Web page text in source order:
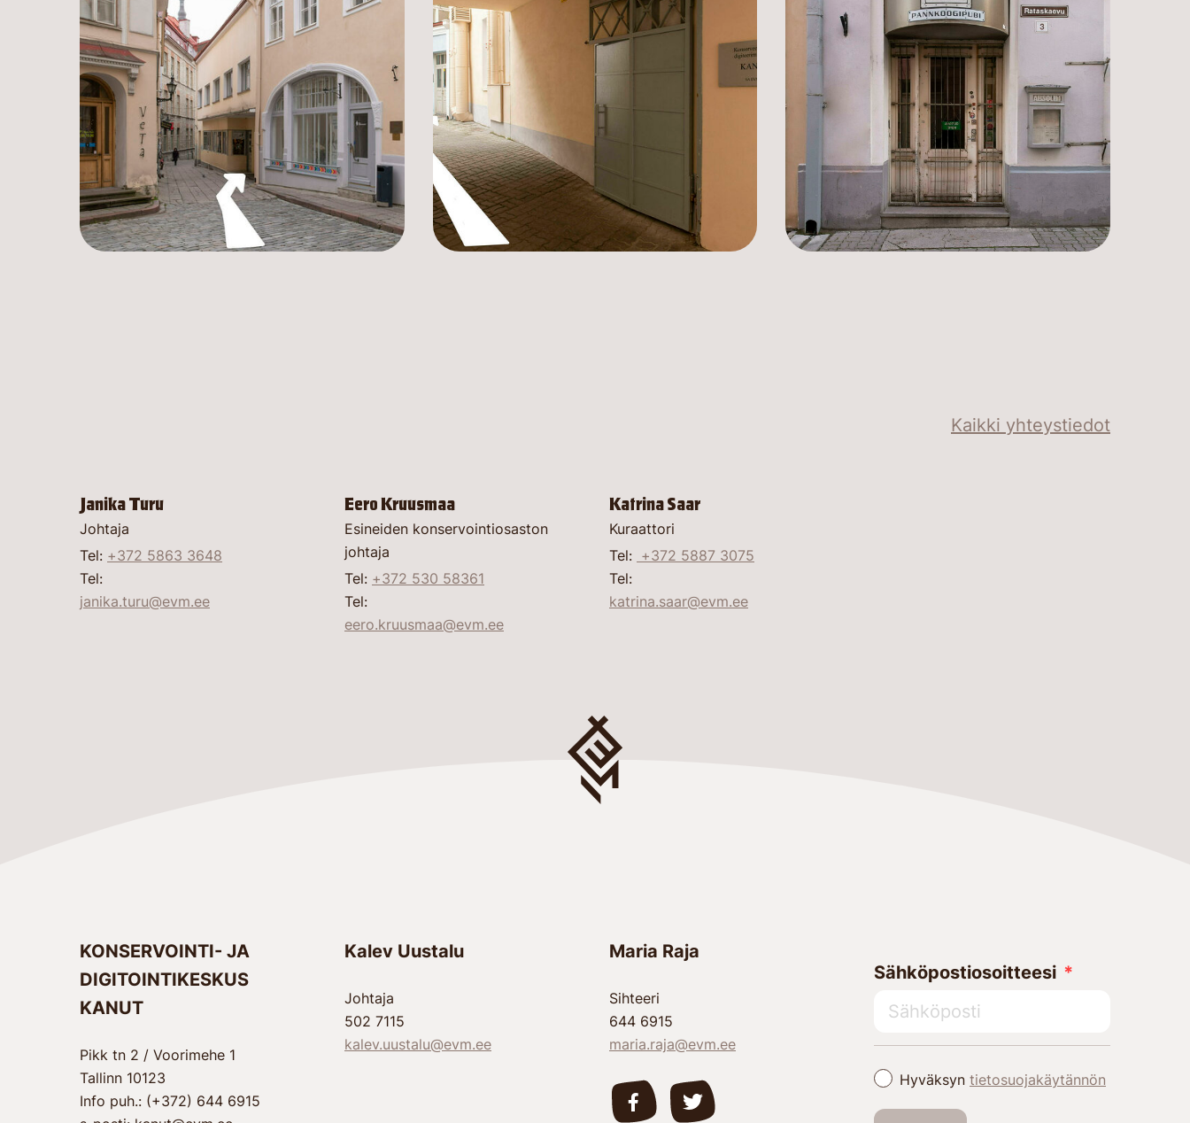
Kaikki yhteystiedot
Janika Turu
Johtaja
Tel: +372 5863 3648
Tel:
janika.turu@evm.ee
Eero Kruusmaa
Esineiden konservointiosaston
johtaja
Tel: +372 530 58361
Tel:
eero.kruusmaa@evm.ee
Katrina Saar
Kuraattori
Tel: +372 5887 3075
Tel:
katrina.saar@evm.ee
KONSERVOINTI- JA
DIGITOINTIKESKUS
KANUT
Pikk tn 2 / Voorimehe 1
Tallinn 10123
Info puh.: (+372) 644 6915
Kalev Uustalu
Johtaja
502 7115
kalev.uustalu@evm.ee
Maria Raja
Sihteeri
644 6915
maria.raja@evm.ee
Sähköpostiosoitteesi
Hyväksyn tietosuojakäytännön